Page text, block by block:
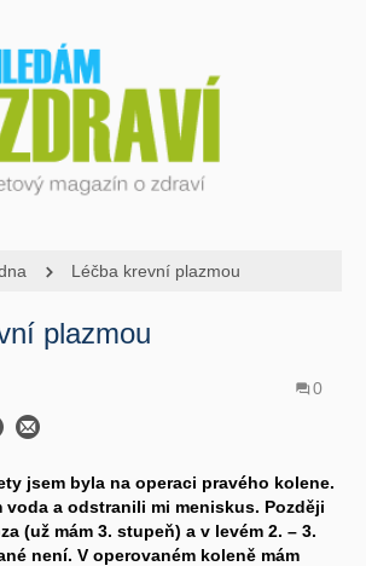
Léčba krevní plazmou
plazmou
0
jsem byla na operaci pravého kolene.
voda a odstranili mi meniskus. Později
(už mám 3. stupeň) a v levém 2. – 3.
není. V operovaném koleně mám